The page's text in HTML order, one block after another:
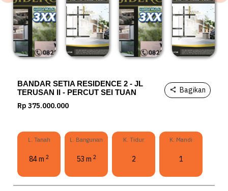
BANDAR SETIA RESIDENCE 2 - JL
TERUSAN II - PERCUT SEI TUAN
Bagikan
Rp 375.000.000
L. Tanah
84 m 2
L. Bangunan
53 m 2
K. Tidur
2
K. Mandi
1